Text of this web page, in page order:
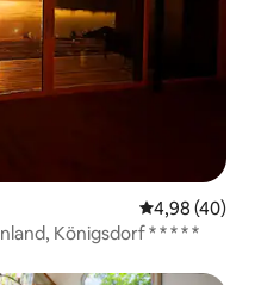
Note
4,98 (40)
Königsdorf * * * * *